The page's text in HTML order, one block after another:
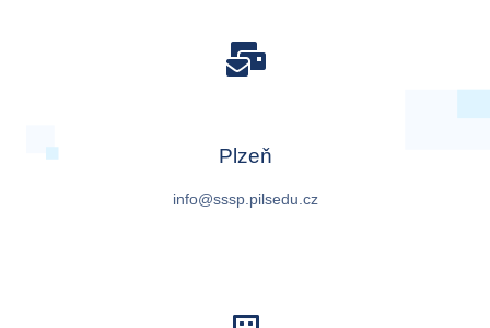
Plzeň
info@sssp.pilsedu.cz